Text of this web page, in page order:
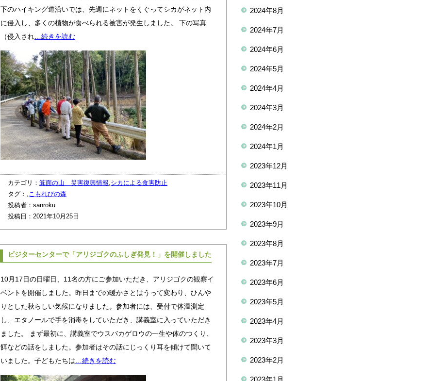
下のハイキング道沿いでは、先週にネットをくぐってシカがネット内
に侵入し、多くの植物が食べられる被害が発生しました。 下の写真
（侵入され …続きを読む
カテゴリ： 箕面の山 災害復興情報,シカによる食害防止
タグ：,こもれびの森
投稿者：sanroku
投稿日：2021年10月25日
ビジターセンターで「アリジゴクのふしぎ発見！」を開催しました
10月17日の日曜日、11名の方にご参加いただき、アリジゴクの観察イ
ベントを開催しました。昨日までの暖かさとはうって変わり、ひんや
りとした秋らしい気候になりました。参加者には、受付で体温測定
し、エタノールで手を消毒をしていただき、講義室に入っていただき
ました。 まず最初に、講義室でウスバカゲロウの一生や体のつくり、
餌などの話をしました。参加者はその話にじっくり耳を傾けて聞いて
いました。子どもたちは…続きを読む
2024年8月
2024年7月
2024年6月
2024年5月
2024年4月
2024年3月
2024年2月
2024年1月
2023年12月
2023年11月
2023年10月
2023年9月
2023年8月
2023年7月
2023年6月
2023年5月
2023年4月
2023年3月
2023年2月
2023年1月